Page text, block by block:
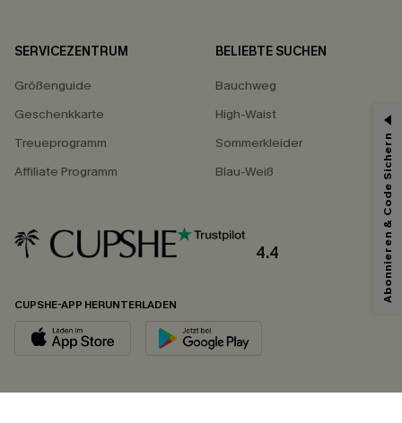
SERVICEZENTRUM
Größenguide
Geschenkkarte
Treueprogramm
Affiliate Programm
BELIEBTE SUCHEN
Bauchweg
High-Waist
Sommerkleider
Blau-Weiß
4.4
CUPSHE-APP HERUNTERLADEN
Abonnieren & Code Sichern